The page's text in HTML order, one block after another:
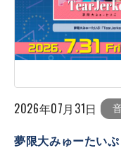
2026年07月31日
夢限大みゅーたい